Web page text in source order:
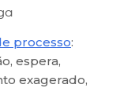
processo:
espera,
exagerado,